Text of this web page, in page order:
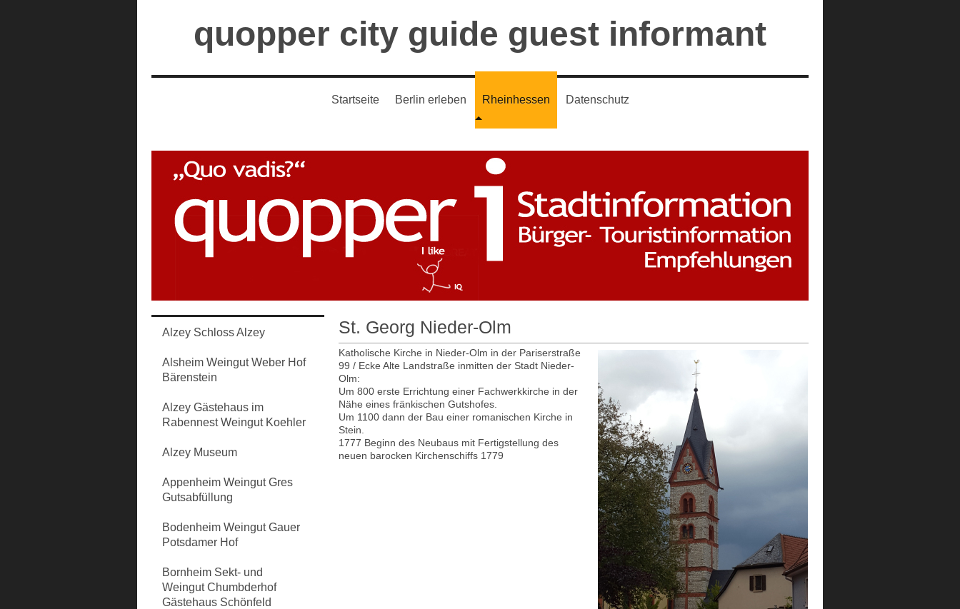
quopper city guide guest informant
Startseite Berlin erleben Rheinhessen Datenschutz
St. Georg Nieder-Olm
Katholische Kirche in Nieder-Olm in der Pariserstraße
99 / Ecke Alte Landstraße inmitten der Stadt Nieder-
Olm:
Um 800 erste Errichtung einer Fachwerkkirche in der
Nähe eines fränkischen Gutshofes.
Um 1100 dann der Bau einer romanischen Kirche in
Stein.
1777 Beginn des Neubaus mit Fertigstellung des
neuen barocken Kirchenschiffs 1779
Alzey Schloss Alzey
Alsheim Weingut Weber Hof
Bärenstein
Alzey Gästehaus im
Rabennest Weingut Koehler
Alzey Museum
Appenheim Weingut Gres
Gutsabfüllung
Bodenheim Weingut Gauer
Potsdamer Hof
Bornheim Sekt- und
Weingut Chumbderhof
Gästehaus Schönfeld